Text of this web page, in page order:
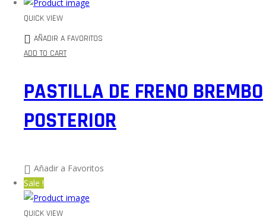
QUICK VIEW
AÑADIR A FAVORITOS
ADD TO CART
PASTILLA DE FRENO BREMBO
POSTERIOR
Añadir a Favoritos
Sale !
QUICK VIEW